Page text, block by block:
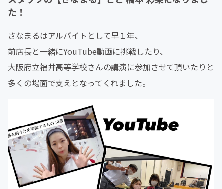
た！
さなまるはアルバイトとして早１年、
前店長と一緒にYouTube動画に挑戦したり、
大阪府立福井高等学校さんの講演に参加させて頂いたりと
多くの場面で支えとなってくれました。